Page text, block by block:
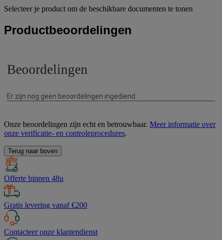
Selecteer je product om de beschikbare documenten te tonen
Productbeoordelingen
Onze beoordelingen zijn echt en betrouwbaar. Meer informatie over
onze verificatie- en controleprocedures.
Terug naar boven
Offerte binnen 48u
Gratis levering vanaf €200
Contacteer onze klantendienst